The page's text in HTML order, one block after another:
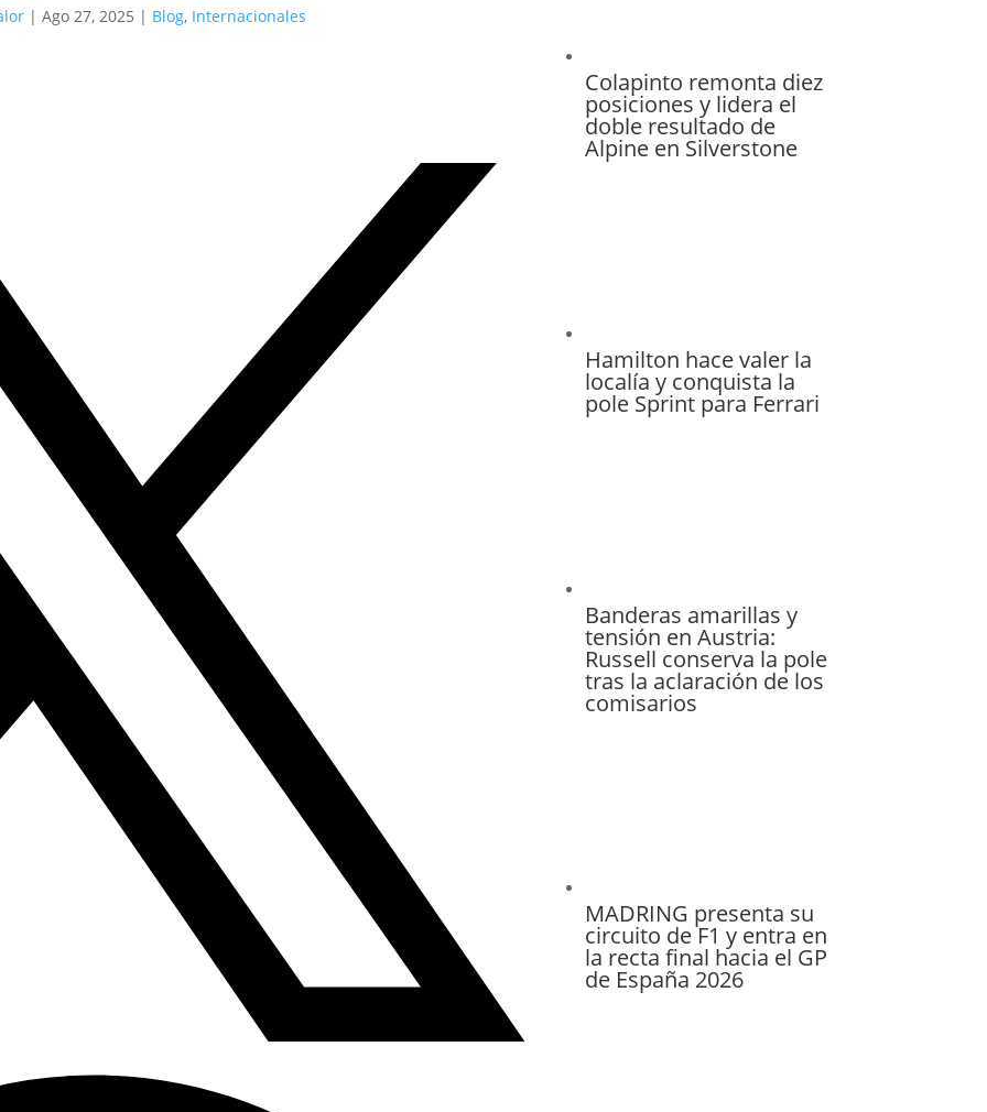
| Ago 27, 2025 | Blog, Internacionales
Colapinto remonta diez
posiciones y lidera el
doble resultado de
Alpine en Silverstone
Hamilton hace valer la
localía y conquista la
pole Sprint para Ferrari
Banderas amarillas y
tensión en Austria:
Russell conserva la pole
tras la aclaración de los
comisarios
MADRING presenta su
circuito de F1 y entra en
la recta final hacia el GP
de España 2026